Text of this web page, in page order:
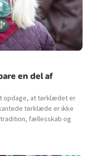
en del af
opdage, at tørklædet er
tørklæde er ikke
fællesskab og